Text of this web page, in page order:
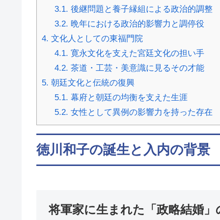
3.1. 後継問題と養子縁組による政治的調整
3.2. 晩年における政治的影響力と調停役
4. 文化人としての東福門院
4.1. 寛永文化を支えた宮廷文化の担い手
4.2. 茶道・工芸・美意識に見るその才能
5. 朝廷文化と伝統の復興
5.1. 幕府と朝廷の均衡を支えた生涯
5.2. 女性として異例の影響力を持った存在
徳川和子の誕生と入内の背景
将軍家に生まれた「政略結婚」